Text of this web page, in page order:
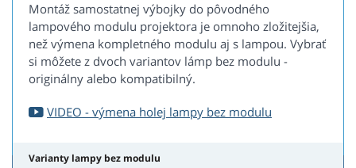
Montáž samostatnej výbojky do pôvodného
lampového modulu projektora je omnoho zložitejšia,
než výmena kompletného modulu aj s lampou. Vybrať
si môžete z dvoch variantov lámp bez modulu -
originálny alebo kompatibilný.
VIDEO - výmena holej lampy bez modulu
Varianty lampy bez modulu